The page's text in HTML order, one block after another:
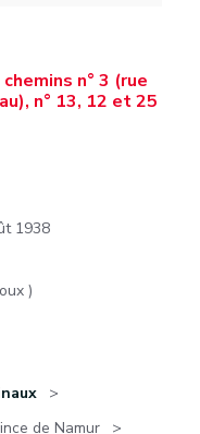
n° 3 (rue
n° 13, 12 et 25
1938
)
de Namur